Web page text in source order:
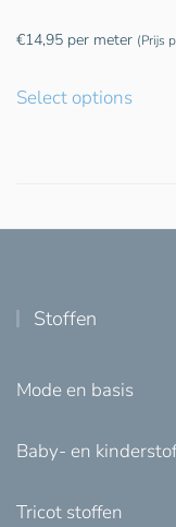
€14,95 per meter (Prijs
Select options
Stoffen
Mode en basis
Baby- en
Tricot stoffen